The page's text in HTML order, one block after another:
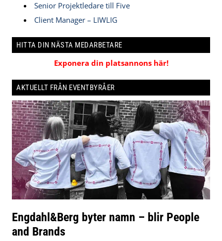
Senior Projektledare till Five
Client Manager – LIWLIG
HITTA DIN NÄSTA MEDARBETARE
Exponera din platsannons här!
AKTUELLT FRÅN EVENTBYRÅER
Engdahl&Berg byter namn – blir People
and Brands